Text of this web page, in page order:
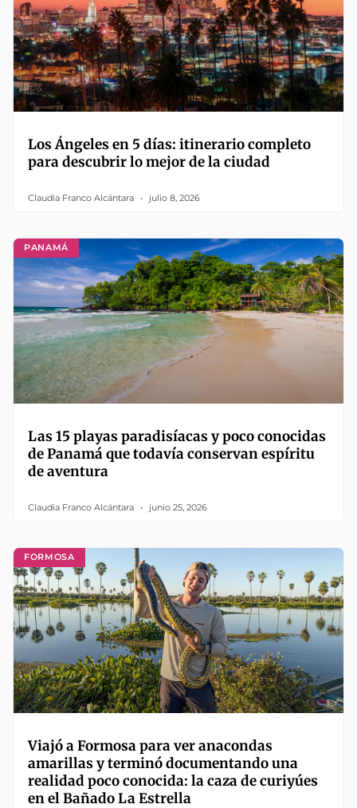
Los Ángeles en 5 días: itinerario completo
para descubrir lo mejor de la ciudad
Claudia Franco Alcántara julio 8, 2026
PANAMÁ
Las 15 playas paradisíacas y poco conocidas
de Panamá que todavía conservan espíritu
de aventura
Claudia Franco Alcántara junio 25, 2026
FORMOSA
Viajó a Formosa para ver anacondas
amarillas y terminó documentando una
realidad poco conocida: la caza de curiyúes
en el Bañado La Estrella